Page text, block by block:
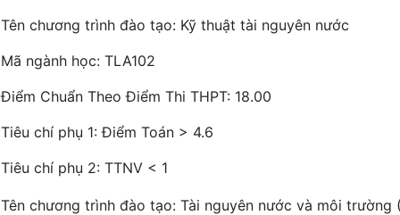
Tên chương trình đào tạo: Kỹ thuật tài nguyên nước
Mã ngành học: TLA102
Điểm Chuẩn Theo Điểm Thi THPT: 18.00
Tiêu chí phụ 1: Điểm Toán > 4.6
Tiêu chí phụ 2: TTNV < 1
Tên chương trình đào tạo: Tài nguyên nước và môi trường